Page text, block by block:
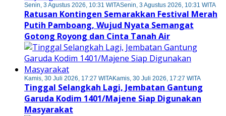
Senin, 3 Agustus 2026, 10:31 WITASenin, 3 Agustus 2026, 10:31 WITA
Ratusan Kontingen Semarakkan Festival Merah
Putih Pamboang, Wujud Nyata Semangat
Gotong Royong dan Cinta Tanah Air
Kamis, 30 Juli 2026, 17:27 WITAKamis, 30 Juli 2026, 17:27 WITA
Tinggal Selangkah Lagi, Jembatan Gantung
Garuda Kodim 1401/Majene Siap Digunakan
Masyarakat